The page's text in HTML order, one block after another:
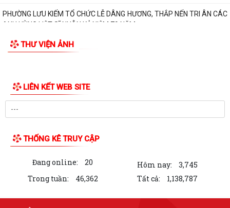
PHƯỜNG LƯU KIẾM TỔ CHỨC LỄ DÂNG HƯƠNG, THẮP NẾN TRI ÂN CÁC
ANH HÙNG LIỆT SĨ NHÂN KỶ NIỆM 79 NĂM...
QUY ĐỊNH SỐ 208-QĐ/TW VỀ THI HÀNH ĐIỀU LỆ ĐẢNG
UBND phường Lưu Kiếm ban hành Kế hoạch Triển khai các hoạt động
thông tin, truyền thông y tế trên...
kiểm tra hồ sơ đăng ký, cấp Giấy...
Kế hoạch Tuyên truyền Hội nghị công bố các Quyết định của Thủ tướng
Chính phủ về Khu kinh tế và...
89/2026/TT-BTC ngày 30/6/2026...
THƯ VIỆN ẢNH